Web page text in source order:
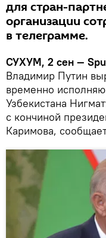
для стран-
организации
в телеграмме.
СУХУМ, 2 сен —
Владимир Путин
временно
Узбекистана
с кончиной
Каримова,